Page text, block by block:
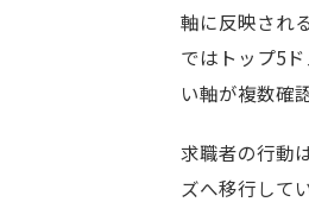
軸に反映され
ではトップ5
い軸が複数確
求職者の行動
ズへ移行して